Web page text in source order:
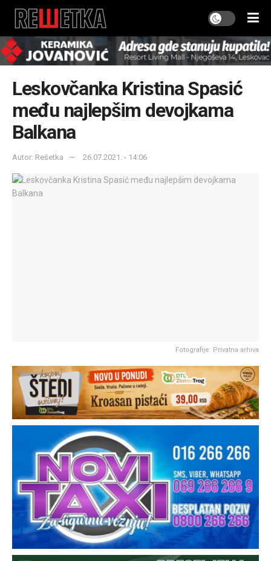
Leskovčanka Kristina Spasić
među najlepšim devojkama
Balkana
Autor: Rešetka 26.07.2021. - 14:06
Fotografije: Privatna arhiva